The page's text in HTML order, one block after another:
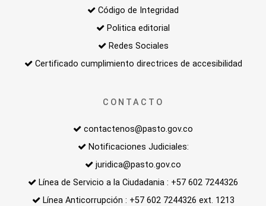
Código de Integridad
Politica editorial
Redes Sociales
Certificado cumplimiento directrices de accesibilidad
CONTACTO
contactenos@pasto.gov.co
Notificaciones Judiciales:
juridica@pasto.gov.co
Línea de Servicio a la Ciudadania : +57 602 7244326
Línea Anticorrupción : +57 602 7244326 ext. 1213